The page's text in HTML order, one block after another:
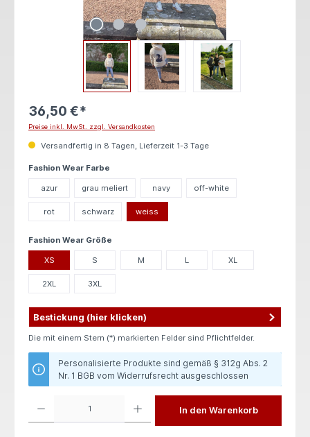
36,50 €*
Preise inkl. MwSt. zzgl. Versandkosten
Versandfertig in 8 Tagen, Lieferzeit 1-3 Tage
Fashion Wear Farbe
azur grau meliert navy off-white
rot schwarz weiss
Fashion Wear Größe
XS S M L XL
2XL 3XL
Bestickung (hier klicken)
Die mit einem Stern (*) markierten Felder sind Pflichtfelder.
Personalisierte Produkte sind gemäß § 312g Abs. 2
Nr. 1 BGB vom Widerrufsrecht ausgeschlossen
In den Warenkorb